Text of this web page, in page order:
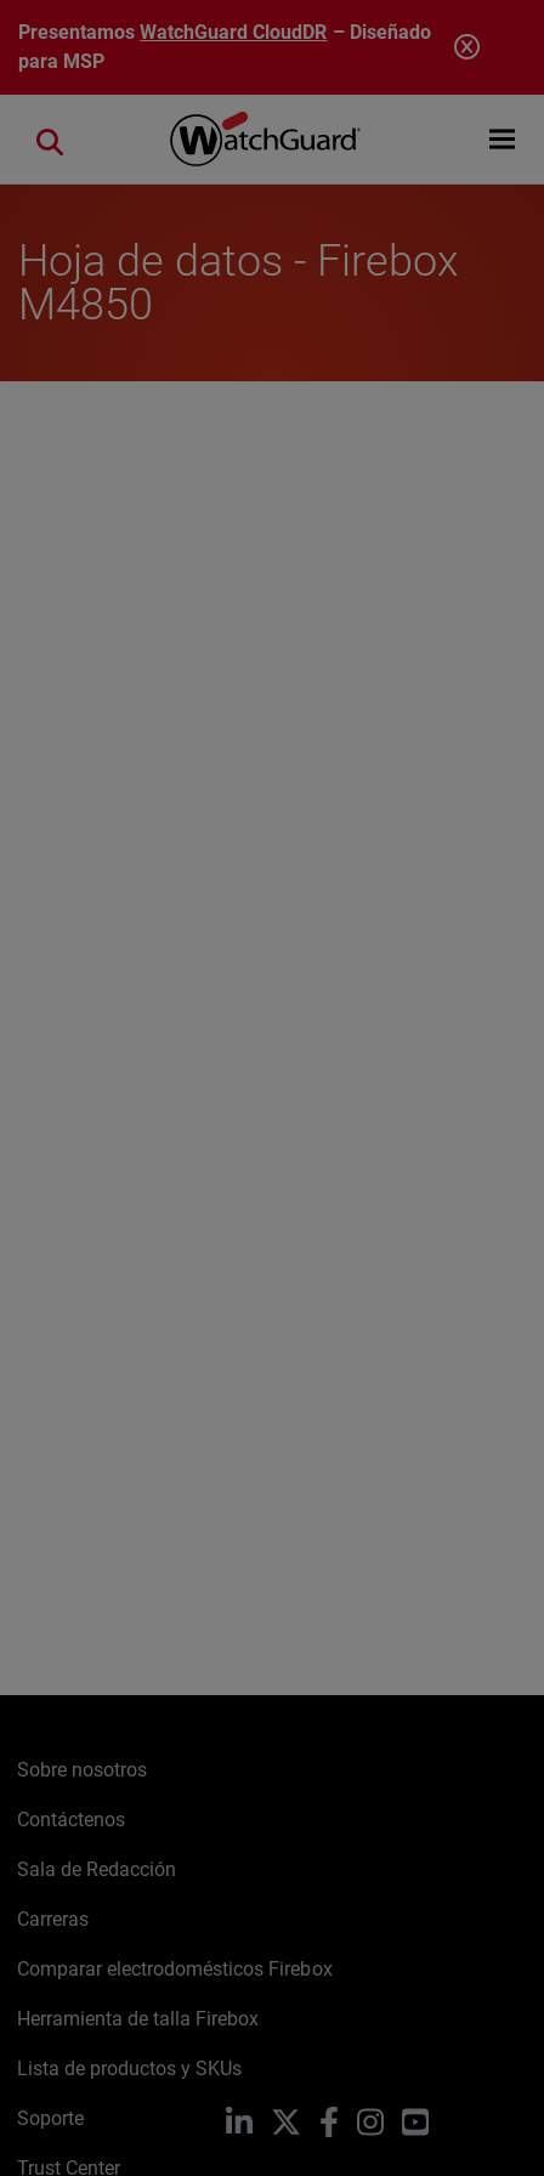
Pasar al contenido principal
PresentamosWatchGuard CloudDR – Diseñado
para MSP
Open
Close search
Hoja de datos - Firebox
M4850
Sobre nosotros
Contáctenos
Sala de Redacción
Carreras
Comparar electrodomésticos Firebox
Herramienta de talla Firebox
Lista de productos y SKUs
Soporte
Trust Center
LinkedIn FacebookInstagramYouTube